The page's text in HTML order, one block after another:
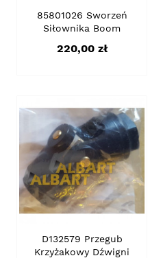
85801026 Sworzeń
Siłownika Boom
Cena
220,00 zł
D132579 Przegub
Krzyżakowy Dźwigni